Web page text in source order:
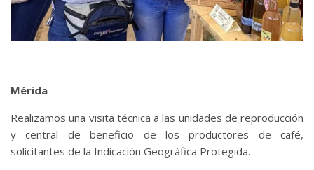
Mérida
Realizamos una visita técnica a las unidades de reproducción
y central de beneficio de los productores de café,
solicitantes de la Indicación Geográfica Protegida.